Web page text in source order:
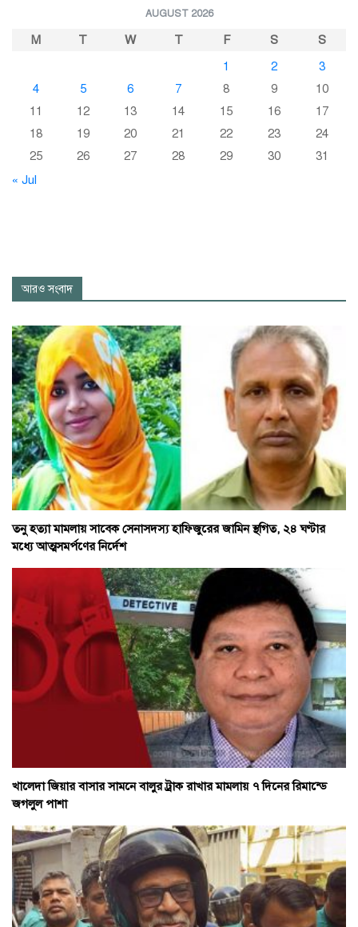
AUGUST 2026
M T W T F S
S
1
2
3
4
5 6 7 8 9
10
11
12 13 14 15 16
17
18
19 20 21 22 23
24
25
26 27 28 29 30
31
« Jul
আরও সংবাদ
তনু হত্যা মামলায় সাবেক সেনাসদস্য হাফিজুরের জামিন স্থগিত, ২৪ ঘণ্টার
মধ্যে আত্মসমর্পণের নির্দেশ
খালেদা জিয়ার বাসার সামনে বালুর ট্রাক রাখার মামলায় ৭ দিনের রিমান্ডে
জগলুল পাশা